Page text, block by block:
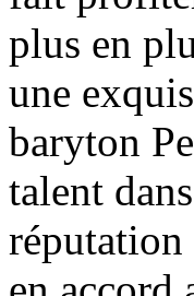
plus en
une
baryton
talent